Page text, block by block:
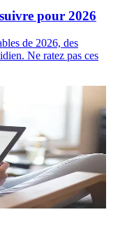
pour 2026
de 2026, des
Ne ratez pas ces